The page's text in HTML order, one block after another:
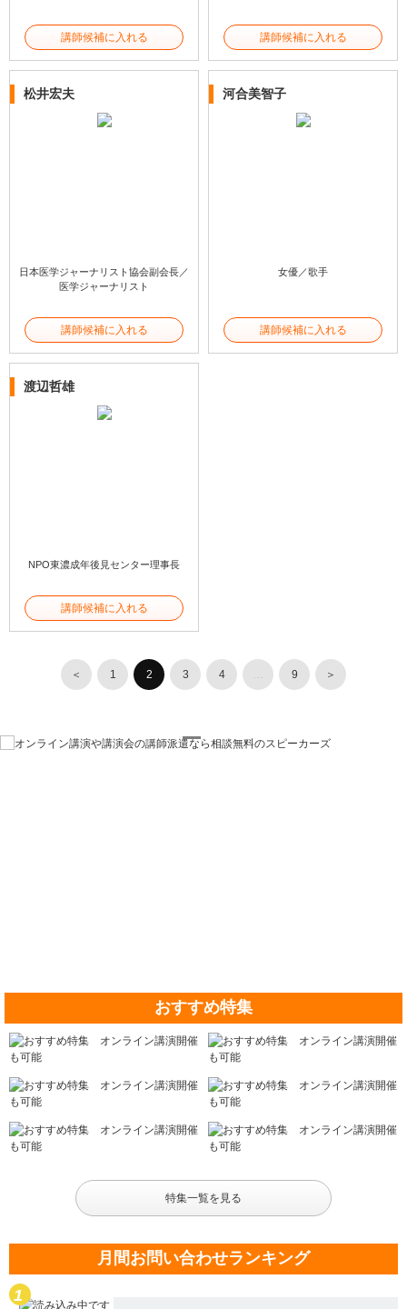
講師候補に入れる 講師候補に入れる
松井宏夫
日本医学ジャーナリスト協会副会長／
医学ジャーナリスト
講師候補に入れる
河合美智子
女優／歌手
講師候補に入れる
渡辺哲雄
NPO東濃成年後見センター理事長
講師候補に入れる
＜ 1 2 3 4 9 ＞
おすすめ特集
特集一覧を見る
月間お問い合わせランキング